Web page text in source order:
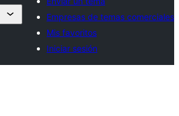
Empresas de temas comerciales
Mis favoritos
Iniciar sesión